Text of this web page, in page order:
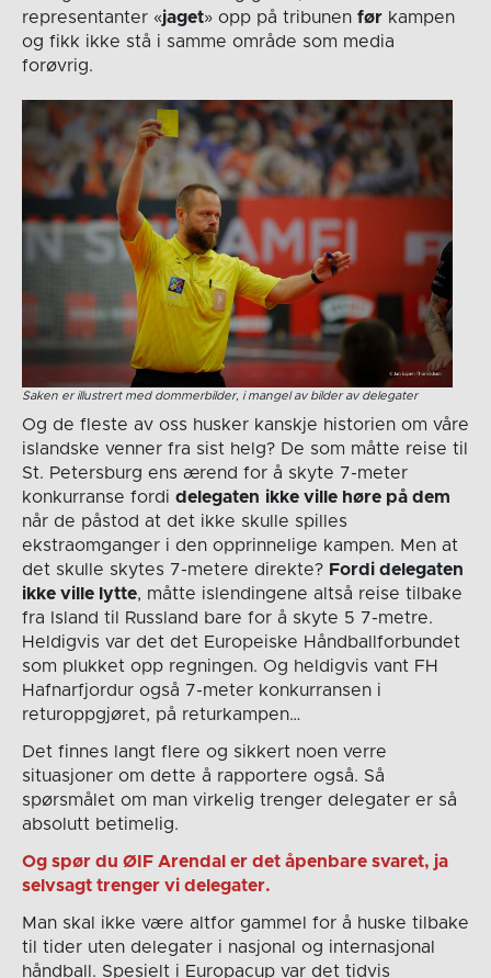
representanter «jaget» opp på tribunen førkampen
og fikk ikke stå i samme område som media
forøvrig.
Saken er illustrert med dommerbilder, i mangel av bilder av delegater
Og de fleste av oss husker kanskje historien om våre
islandske venner fra sist helg? De som måtte reise til
St. Petersburg ens ærend for å skyte 7-meter
konkurranse fordi delegaten ikke ville høre på dem
når de påstod at det ikke skulle spilles
ekstraomganger i den opprinnelige kampen. Men at
det skulle skytes 7-metere direkte? Fordi delegaten
ikke ville lytte, måtte islendingene altså reise tilbake
fra Island til Russland bare for å skyte 5 7-metre.
Heldigvis var det det Europeiske Håndballforbundet
som plukket opp regningen. Og heldigvis vant FH
Hafnarfjordur også 7-meter konkurransen i
returoppgjøret, på returkampen…
Det finnes langt flere og sikkert noen verre
situasjoner om dette å rapportere også. Så
spørsmålet om man virkelig trenger delegater er så
absolutt betimelig.
Og spør du ØIF Arendal er det åpenbare svaret, ja
selvsagt trenger vi delegater.
Man skal ikke være altfor gammel for å huske tilbake
til tider uten delegater i nasjonal og internasjonal
håndball. Spesielt i Europacup var det tidvis